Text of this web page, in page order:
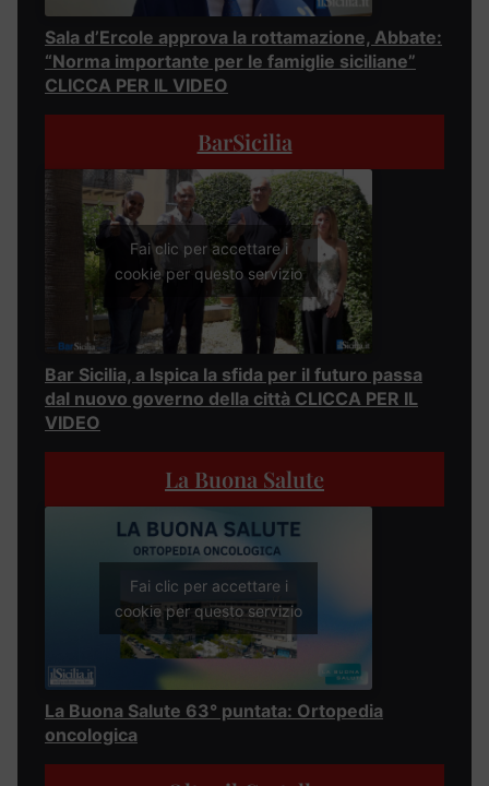
Sala d’Ercole approva la rottamazione, Abbate:
“Norma importante per le famiglie siciliane”
CLICCA PER IL VIDEO
BarSicilia
Fai clic per accettare i
cookie per questo servizio
Bar Sicilia, a Ispica la sfida per il futuro passa
dal nuovo governo della città CLICCA PER IL
VIDEO
La Buona Salute
Fai clic per accettare i
cookie per questo servizio
La Buona Salute 63° puntata: Ortopedia
oncologica